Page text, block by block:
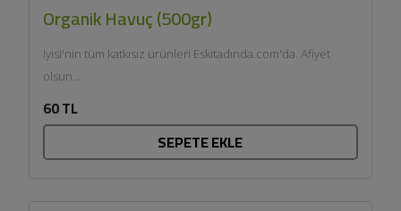
Organik Havuç (500gr)
İyisi'nin tüm katkısız ürünleri Eskitadında.com'da. Afiyet
olsun....
60 TL
SEPETE EKLE